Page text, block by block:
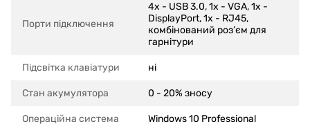
Порти підключення
4x - USB 3.0, 1x - VGA, 1x -
DisplayPort, 1x - RJ45,
комбінований роз’єм для
гарнітури
Підсвітка клавіатури ні
Стан акумулятора 0 - 20% зносу
Операційна система Windows 10 Professional